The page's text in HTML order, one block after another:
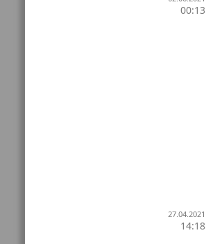
00:13
27.04.2021
14:18